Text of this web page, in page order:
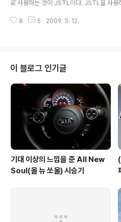
로 사용하는 것이 JSTL이다. JSTL을 사용
\WEB-INF\lib 에 있는 jstl.jar 파일과
mple.jstlTest jstlTest /Jstl 서블릿 코드
8 5 2009. 3. 12.
이 블로그 인기글
기대 이상의 느낌을 준 All New
Soul(올 뉴 쏘울) 시승기